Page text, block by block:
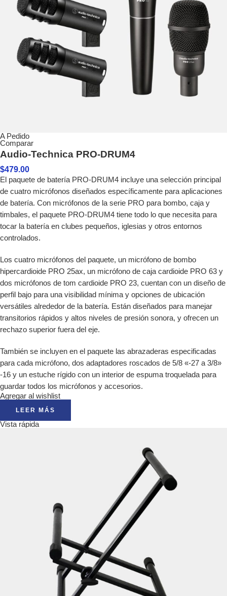
A Pedido
Comparar
Audio-Technica PRO-DRUM4
$479.00
El paquete de batería PRO-DRUM4 incluye una selección principal
de cuatro micrófonos diseñados específicamente para aplicaciones
de batería. Con micrófonos de la serie PRO para bombo, caja y
timbales, el paquete PRO-DRUM4 tiene todo lo que necesita para
tocar la batería en clubes pequeños, iglesias y otros entornos
controlados.
Los cuatro micrófonos del paquete, un micrófono de bombo
hipercardioide PRO 25ax, un micrófono de caja cardioide PRO 63 y
dos micrófonos de tom cardioide PRO 23, cuentan con un diseño de
perfil bajo para una visibilidad mínima y opciones de ubicación
versátiles alrededor de la batería. Están diseñados para manejar
transitorios rápidos y altos niveles de presión sonora, y ofrecen un
rechazo superior fuera del eje.
También se incluyen en el paquete las abrazaderas especificadas
para cada micrófono, dos adaptadores roscados de 5/8 «-27 a 3/8»
-16 y un estuche rígido con un interior de espuma troquelada para
guardar todos los micrófonos y accesorios.
Agregar al wishlist
LEER MÁS
Vista rápida